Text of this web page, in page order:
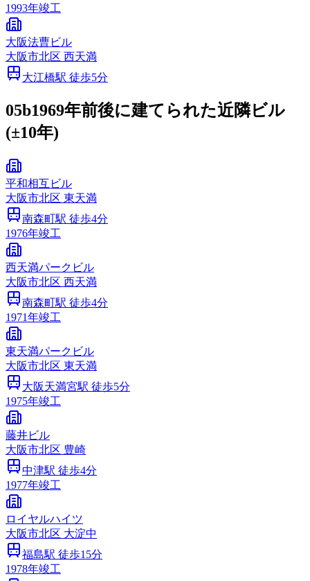
1993年竣工
大阪法曹ビル
大阪市北区 西天満
大江橋駅 徒歩5分
05b1969年前後に建てられた近隣ビル
(±10年)
平和相互ビル
大阪市北区 東天満
南森町駅 徒歩4分
1976年竣工
西天満パークビル
大阪市北区 西天満
南森町駅 徒歩4分
1971年竣工
東天満パークビル
大阪市北区 東天満
大阪天満宮駅 徒歩5分
1975年竣工
藤井ビル
大阪市北区 豊崎
中津駅 徒歩4分
1977年竣工
ロイヤルハイツ
大阪市北区 大淀中
福島駅 徒歩15分
1978年竣工